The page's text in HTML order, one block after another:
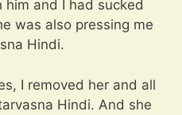
him and I had sucked
was also pressing me
Hindi.
I removed her and all
Hindi. And she